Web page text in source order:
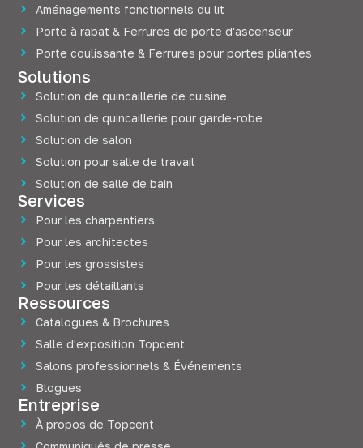
Aménagements fonctionnels du lit
Porte à rabat & Ferrures de porte d'ascenseur
Porte coulissante & Ferrures pour portes pliantes
Solutions
Solution de quincaillerie de cuisine
Solution de quincaillerie pour garde-robe
Solution de salon
Solution pour salle de travail
Solution de salle de bain
Services
Pour les charpentiers
Pour les architectes
Pour les grossistes
Pour les détaillants
Ressources
Catalogues & Brochures
Salle d'exposition Topcent
Salons professionnels & Événements
Blogues
Entreprise
À propos de Topcent